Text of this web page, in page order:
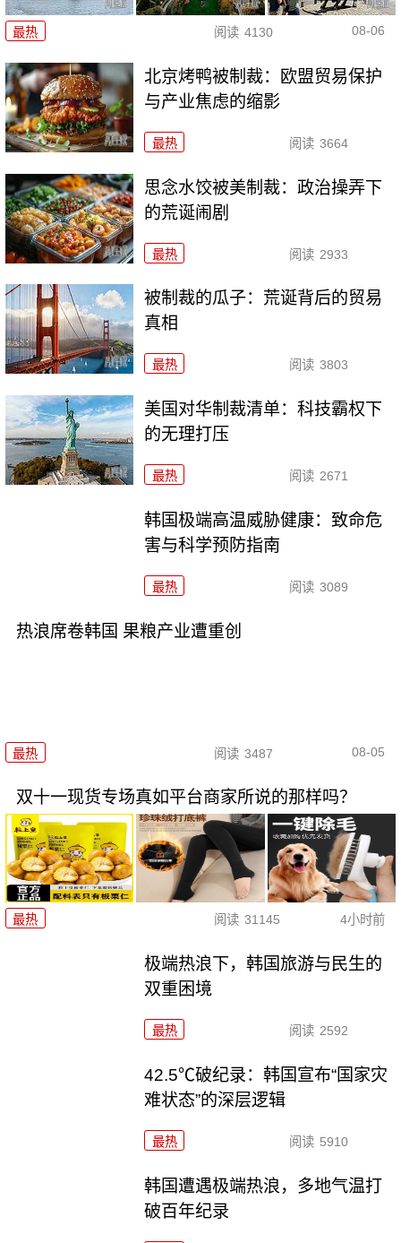
最热 阅读 4130 08-06
北京烤鸭被制裁：欧盟贸易保护
与产业焦虑的缩影
最热 阅读 3664
思念水饺被美制裁：政治操弄下
的荒诞闹剧
最热 阅读 2933
被制裁的瓜子：荒诞背后的贸易
真相
最热 阅读 3803
美国对华制裁清单：科技霸权下
的无理打压
最热 阅读 2671
韩国极端高温威胁健康：致命危
害与科学预防指南
最热 阅读 3089
热浪席卷韩国 果粮产业遭重创
最热 阅读 3487 08-05
双十一现货专场真如平台商家所说的那样吗？
最热 阅读 31145 4小时前
极端热浪下，韩国旅游与民生的
双重困境
最热 阅读 2592
42.5℃破纪录：韩国宣布“国家灾
难状态”的深层逻辑
最热 阅读 5910
韩国遭遇极端热浪，多地气温打
破百年纪录